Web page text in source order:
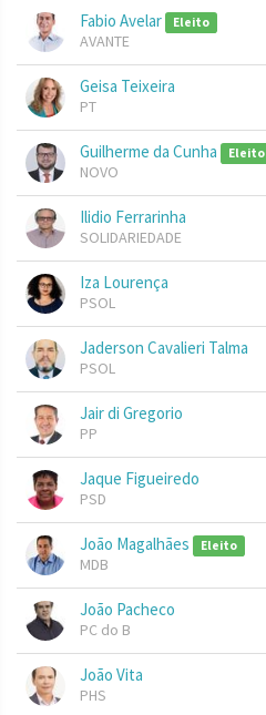
Fabio Avelar Eleito
AVANTE
Geisa Teixeira
PT
Guilherme da Cunha Eleito
NOVO
Ilidio Ferrarinha
SOLIDARIEDADE
Iza Lourença
PSOL
Jaderson Cavalieri Talma
PSOL
Jair di Gregorio
PP
Jaque Figueiredo
PSD
João Magalhães Eleito
MDB
João Pacheco
PC do B
João Vita
PHS